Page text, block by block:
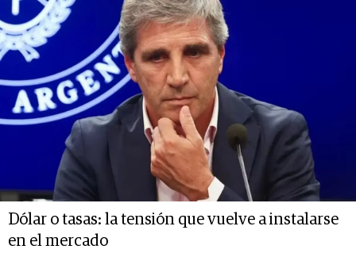
Dólar o tasas: la tensión que vuelve a instalarse
en el mercado